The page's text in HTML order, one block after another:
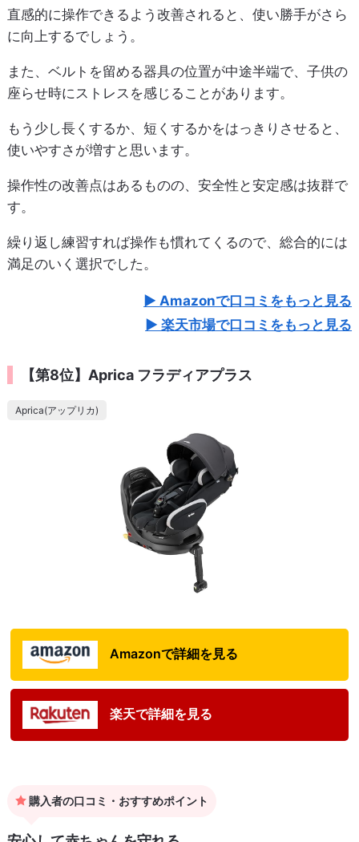
直感的に操作できるよう改善されると、使い勝手がさら
に向上するでしょう。
また、ベルトを留める器具の位置が中途半端で、子供の
座らせ時にストレスを感じることがあります。
もう少し長くするか、短くするかをはっきりさせると、
使いやすさが増すと思います。
操作性の改善点はあるものの、安全性と安定感は抜群で
す。
繰り返し練習すれば操作も慣れてくるので、総合的には
満足のいく選択でした。
Amazonで口コミをもっと見る
楽天市場で口コミをもっと見る
【第8位】Aprica フラディアプラス
Aprica(アップリカ)
Amazonで詳細を見る
楽天で詳細を見る
購入者の口コミ・おすすめポイント